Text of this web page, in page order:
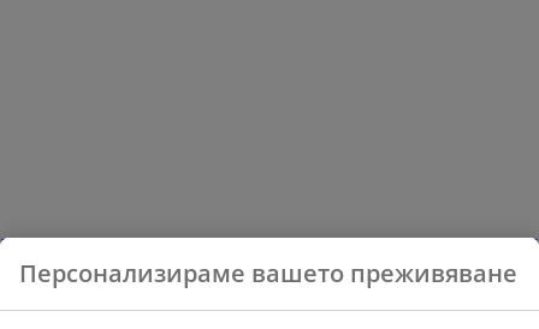
Персонализираме вашето преживяване